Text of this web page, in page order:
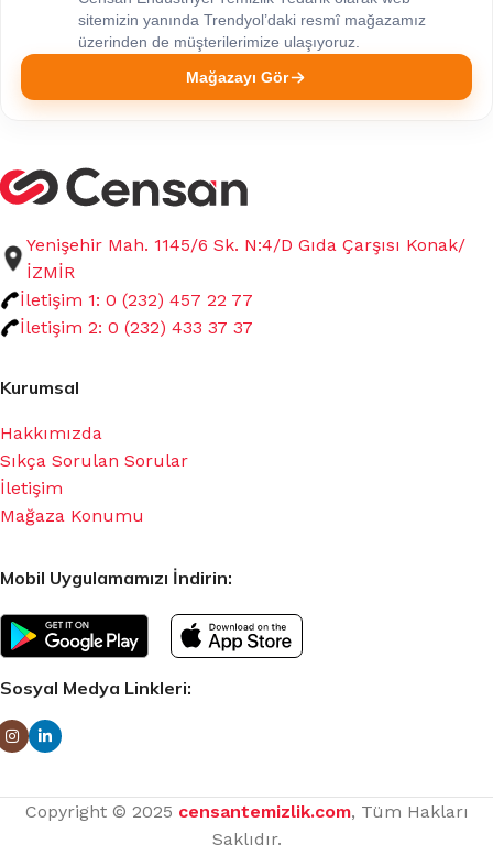
sitemizin yanında Trendyol’daki resmî mağazamız
üzerinden de müşterilerimize ulaşıyoruz.
Mağazayı Gör
Yenişehir Mah. 1145/6 Sk. N:4/D Gıda Çarşısı Konak/
İZMİR
İletişim 1: 0 (232) 457 22 77
İletişim 2: 0 (232) 433 37 37
Kurumsal
Hakkımızda
Sıkça Sorulan Sorular
İletişim
Mağaza Konumu
Mobil Uygulamamızı İndirin:
Sosyal Medya Linkleri:
Copyright © 2025 censantemizlik.com, Tüm Hakları
Saklıdır.